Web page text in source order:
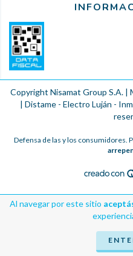
Al navegar por este sitio
Copyright Nisamat Group S.A. |
| Distame - Electro Luján -
Defensa de las y los consumidores.